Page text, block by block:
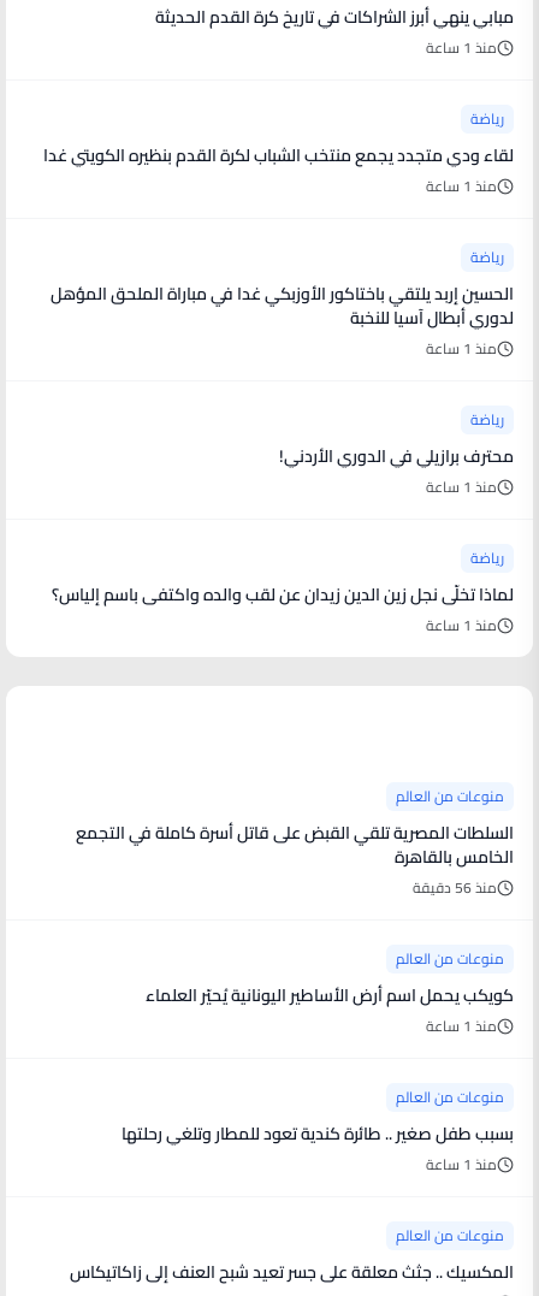
مبابي ينهي أبرز الشراكات في تاريخ كرة القدم الحديثة
منذ 1 ساعة
رياضة
لقاء ودي متجدد يجمع منتخب الشباب لكرة القدم بنظيره الكويتي غدا
منذ 1 ساعة
رياضة
الحسين إربد يلتقي باختاكور الأوزبكي غدا في مباراة الملحق المؤهل
لدوري أبطال آسيا للنخبة
منذ 1 ساعة
رياضة
محترف برازيلي في الدوري الأردني!
منذ 1 ساعة
رياضة
لماذا تخلّى نجل زين الدين زيدان عن لقب والده واكتفى باسم إلياس؟
منذ 1 ساعة
منوعات من العالم
السلطات المصرية تلقي القبض على قاتل أسرة كاملة في التجمع
الخامس بالقاهرة
منذ 56 دقيقة
منوعات من العالم
كويكب يحمل اسم أرض الأساطير اليونانية يُحيّر العلماء
منذ 1 ساعة
منوعات من العالم
بسبب طفل صغير .. طائرة كندية تعود للمطار وتلغي رحلتها
منذ 1 ساعة
منوعات من العالم
المكسيك .. جثث معلقة على جسر تعيد شبح العنف إلى زاكاتيكاس